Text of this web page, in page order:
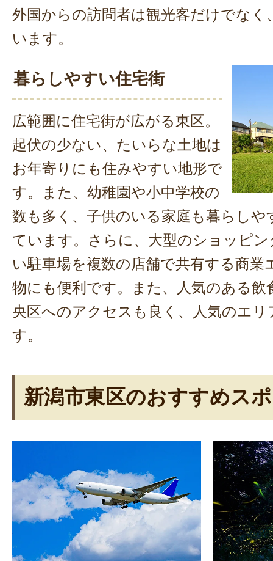
外国からの訪問者は観光客だけでなく
います。
暮らしやすい住宅街
広範囲に住宅街が広がる東区。
起伏の少ない、たいらな土地は
お年寄りにも住みやすい地形で
す。また、幼稚園や小中学校の
数も多く、子供のいる家庭も暮らしや
ています。さらに、大型のショッピ
い駐車場を複数の店舗で共有する商業
物にも便利です。また、人気のある飲
央区へのアクセスも良く、人気のエ
す。
新潟市東区のおすすめス